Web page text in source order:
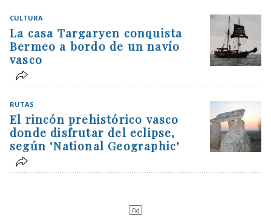
CULTURA
La casa Targaryen conquista
Bermeo a bordo de un navío
vasco
RUTAS
El rincón prehistórico vasco
donde disfrutar del eclipse,
según ‘National Geographic’